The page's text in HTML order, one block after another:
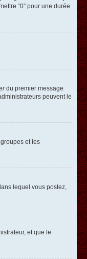
“0” pour une durée
du premier message
peuvent le
et les
lequel vous postez,
et que le